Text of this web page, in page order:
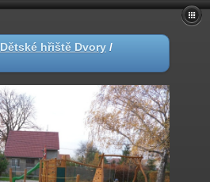
Dětské hřiště Dvory /